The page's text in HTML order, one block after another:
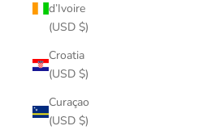
d’Ivoire
(USD $)
Croatia
(USD $)
Curaçao
(USD $)